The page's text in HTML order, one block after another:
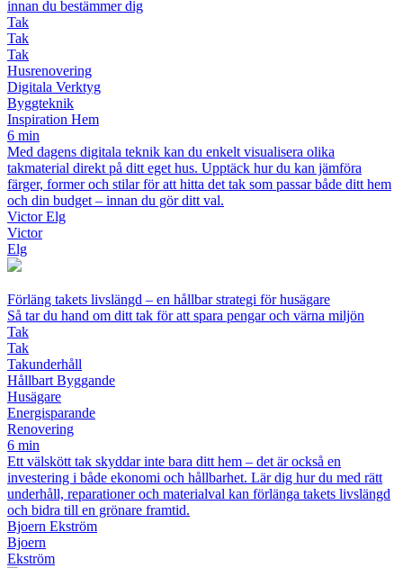
innan du bestämmer dig
Tak
Tak
Tak
Husrenovering
Digitala Verktyg
Byggteknik
Inspiration Hem
6 min
Med dagens digitala teknik kan du enkelt visualisera olika
takmaterial direkt på ditt eget hus. Upptäck hur du kan jämföra
färger, former och stilar för att hitta det tak som passar både ditt hem
och din budget – innan du gör ditt val.
Victor Elg
Victor
Elg
Förläng takets livslängd – en hållbar strategi för husägare
Så tar du hand om ditt tak för att spara pengar och värna miljön
Tak
Tak
Takunderhåll
Hållbart Byggande
Husägare
Energisparande
Renovering
6 min
Ett välskött tak skyddar inte bara ditt hem – det är också en
investering i både ekonomi och hållbarhet. Lär dig hur du med rätt
underhåll, reparationer och materialval kan förlänga takets livslängd
och bidra till en grönare framtid.
Bjoern Ekström
Bjoern
Ekström